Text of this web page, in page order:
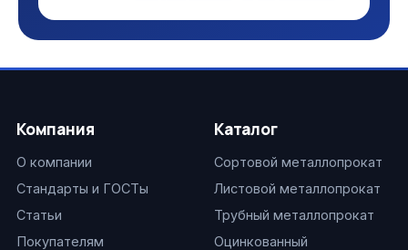
Компания
О компании
Стандарты и ГОСТы
Статьи
Покупателям
Каталог
Сортовой металлопрокат
Листовой металлопрокат
Трубный металлопрокат
Оцинкованный